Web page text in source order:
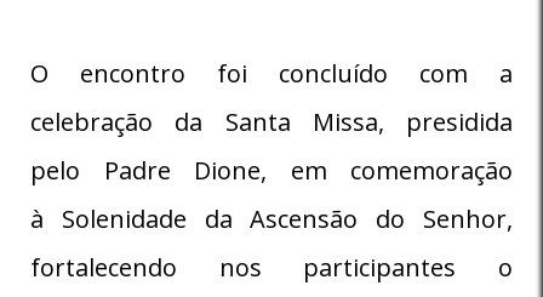
O encontro foi concluído com a
celebração da Santa Missa, presidida
pelo Padre Dione, em comemoração
à Solenidade da Ascensão do Senhor,
fortalecendo nos participantes o